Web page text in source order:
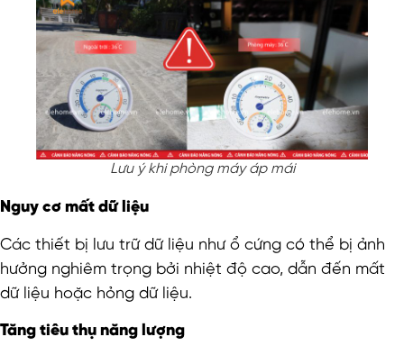
Lưu ý khi phòng máy áp mái
Nguy cơ mất dữ liệu
Các thiết bị lưu trữ dữ liệu như ổ cứng có thể bị ảnh
hưởng nghiêm trọng bởi nhiệt độ cao, dẫn đến mất
dữ liệu hoặc hỏng dữ liệu.
Tăng tiêu thụ năng lượng